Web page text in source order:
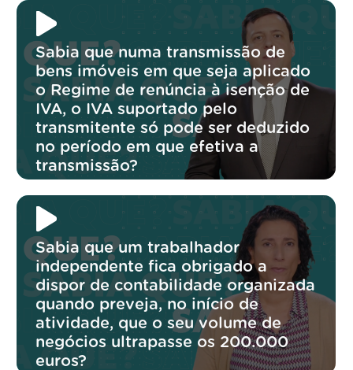
Sabia que numa transmissão de
bens imóveis em que seja aplicado
o Regime de renúncia à isenção de
IVA, o IVA suportado pelo
transmitente só pode ser deduzido
no período em que efetiva a
transmissão?
Sabia que um trabalhador
independente fica obrigado a
dispor de contabilidade organizada
quando preveja, no início de
atividade, que o seu volume de
negócios ultrapasse os 200.000
euros?